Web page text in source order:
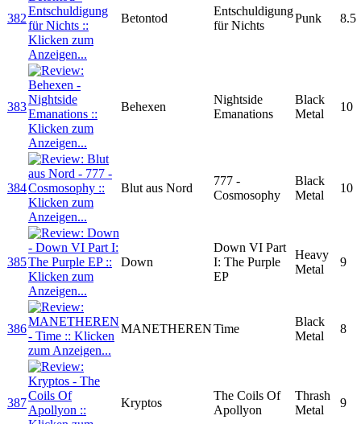
382 Betontod
Entschuldigung
für Nichts
Punk 8.5
383 Behexen
Nightside
Emanations
Black
Metal
10
384 Blut aus Nord
777 -
Cosmosophy
Black
Metal
10
385 Down
Down VI Part
I: The Purple
EP
Heavy
Metal
9
386 MANETHERENTime
Black
Metal
8
387 Kryptos
The Coils Of
Apollyon
Thrash
Metal
9